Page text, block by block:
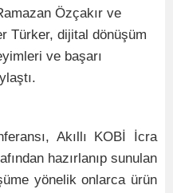
Özçakır ve
Türker, dijital dönüşüm
ve başarı
Akıllı KOBİ İcra
hazırlanıp sunulan
yönelik onlarca ürün